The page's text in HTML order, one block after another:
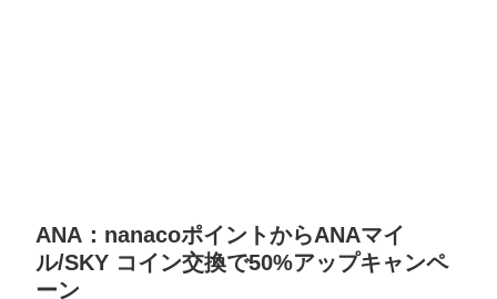
ANA：nanacoポイントからANAマイ
ル/SKY コイン交換で50%アップキャンペ
ーン